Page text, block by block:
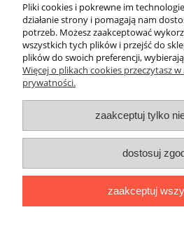
O nas
Płatności i
Moje konto
"Romanista" Internetowa
Ul. Bolesława Limanowskiego 102
424 186|
Pliki cookies i pokrewne im
działanie strony i pomagają nam
potrzeb. Możesz zaakceptować
wszystkich tych plików i przejść do
plików do swoich preferencji,
Więcej o plikach cookies przeczytasz
prywatności.
zaakceptuj tylko
dostosuj
zaakceptuj